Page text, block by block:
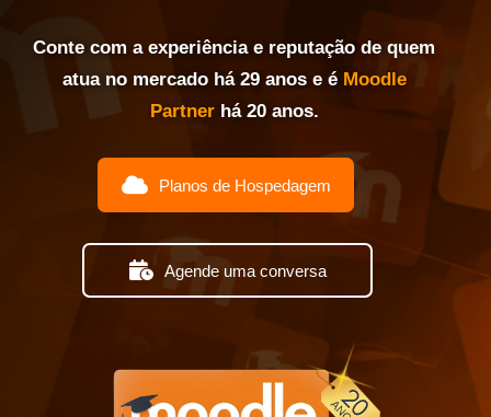
Conte com a experiência e reputação de quem
atua no mercado há 29 anos e é Moodle
Partner há 20 anos.
Planos de Hospedagem
Agende uma conversa